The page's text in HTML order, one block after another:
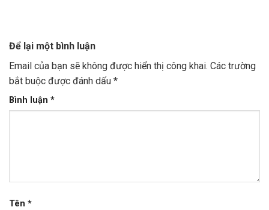
Để lại một bình luận
Email của bạn sẽ không được hiển thị công khai. Các trường
bắt buộc được đánh dấu *
Bình luận *
Tên *